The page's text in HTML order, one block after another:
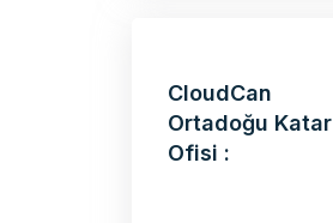
CloudCan
Ortadoğu Katar
Ofisi :